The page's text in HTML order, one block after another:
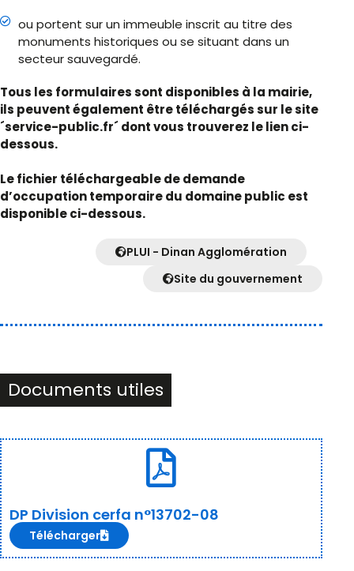
ou portent sur un immeuble inscrit au titre des
monuments historiques ou se situant dans un
secteur sauvegardé.
Tous les formulaires sont disponibles à la mairie,
ils peuvent également être téléchargés sur le site
´service-public.fr´ dont vous trouverez le lien ci-
dessous.
Le fichier téléchargeable de demande
d’occupation temporaire du domaine public est
disponible ci-dessous.
PLUI - Dinan Agglomération
Site du gouvernement
Documents utiles
DP Division cerfa n°13702-08
Télécharger